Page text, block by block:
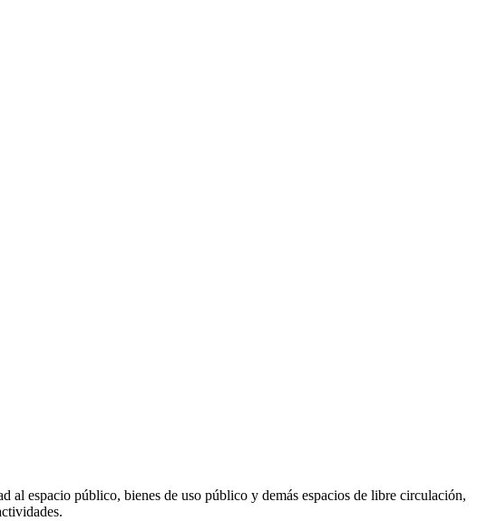
espacio público, bienes de uso público y demás espacios de libre circulación,